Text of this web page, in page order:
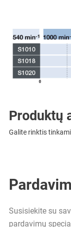
Produktų
Galite rinktis
Susisiekite su
pardavimų